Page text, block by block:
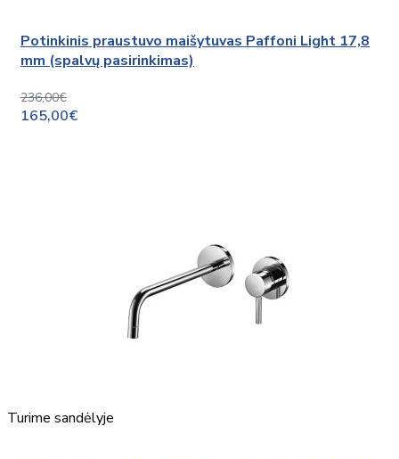
Potinkinis praustuvo maišytuvas Paffoni Light 17,8
mm (spalvų pasirinkimas)
236,00€
165,00€
Turime sandėlyje